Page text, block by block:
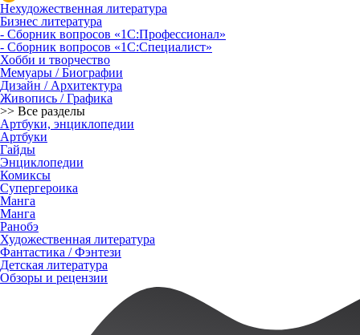
Нехудожественная литература
Бизнес литература
- Сборник вопросов «1С:Профессионал»
- Сборник вопросов «1С:Специалист»
Хобби и творчество
Мемуары / Биографии
Дизайн / Архитектура
Живопись / Графика
>> Все разделы
Артбуки, энциклопедии
Артбуки
Гайды
Энциклопедии
Комиксы
Супергероика
Манга
Манга
Ранобэ
Художественная литература
Фантастика / Фэнтези
Детская литература
Обзоры и рецензии